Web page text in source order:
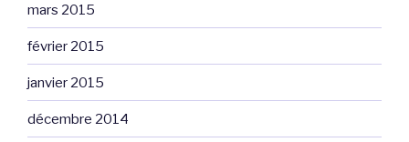
mars 2015
février 2015
janvier 2015
décembre 2014